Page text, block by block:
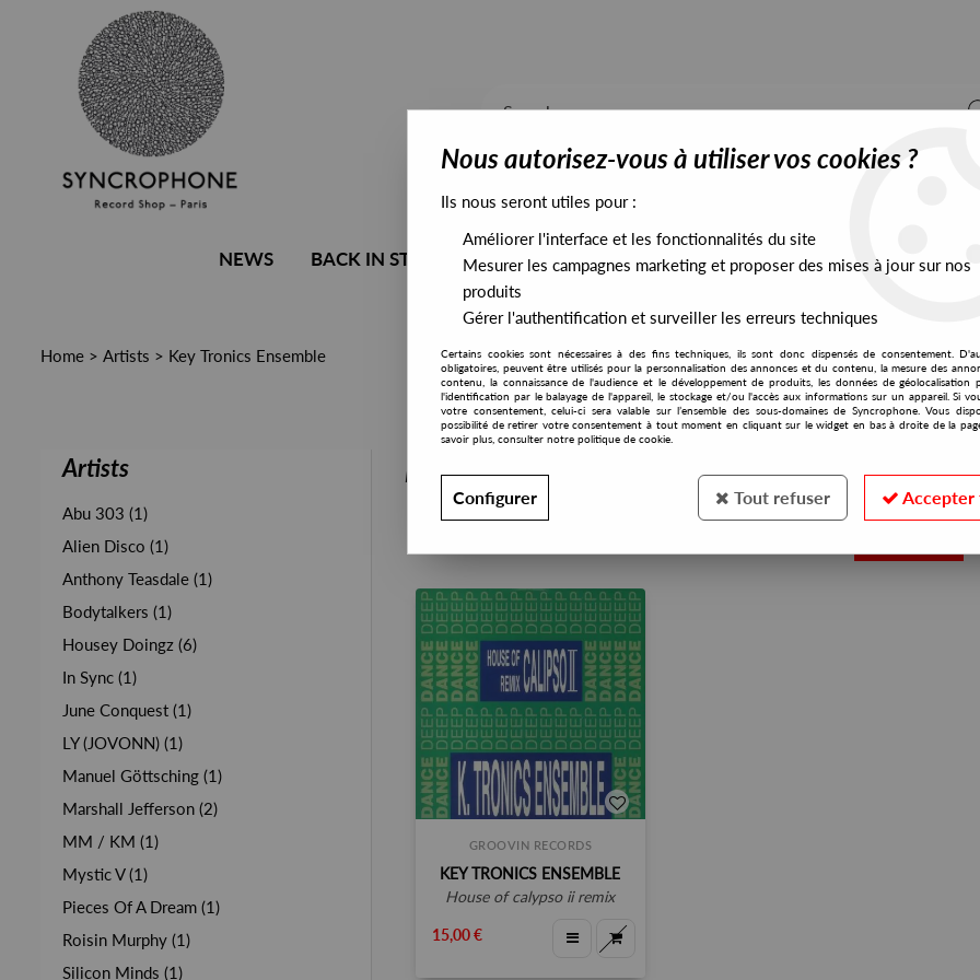
NEWS BACK IN STOCK ALL STOCK EXCLUSIVES PRESALES EXCLUSIVES
Home > Artists > Key Tronics Ensemble
Artists
Abu 303 (1)
Alien Disco (1)
Anthony Teasdale (1)
Bodytalkers (1)
Housey Doingz (6)
In Sync (1)
June Conquest (1)
LY (JOVONN) (1)
Manuel Göttsching (1)
Marshall Jefferson (2)
MM / KM (1)
Mystic V (1)
Pieces Of A Dream (1)
Roisin Murphy (1)
Silicon Minds (1)
PRESALES EXCLUSIVES
GROOVIN RECORDS
KEY TRONICS ENSEMBLE
house of calypso ii remix
15,00 €
Nous autorisez-vous à utiliser vos cookies ?
Ils nous seront utiles pour :
Améliorer l'interface et les fonctionnalités du site
Mesurer les campagnes marketing et proposer des mises à jour sur nos
produits
Gérer l'authentification et surveiller les erreurs techniques
Certains cookies sont nécessaires à des fins techniques, ils sont donc dispensés de consentement.
obligatoires, peuvent être utilisés pour la personnalisation des annonces et du contenu, la mesure des
contenu, la connaissance de l'audience et le développement de produits, les données de géolocalisation
l'identification par le balayage de l'appareil, le stockage et/ou l'accès aux informations sur un appareil. Si
votre consentement, celui-ci sera valable sur l’ensemble des sous-domaines de Syncrophone. Vous
possibilité de retirer votre consentement à tout moment en cliquant sur le widget en bas à droite de la
savoir plus, consulter notre politique de cookie.
Configurer Tout refuser Accepter